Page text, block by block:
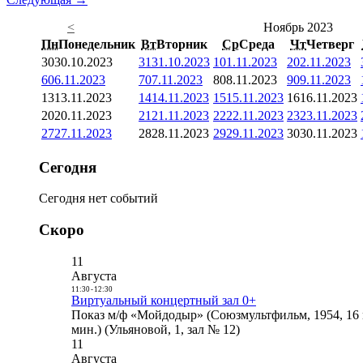
<
Ноябрь 2023
ПнПонедельник ВтВторник СрСреда ЧтЧетверг
3030.10.2023 3131.10.2023 101.11.2023 202.11.2023
606.11.2023 707.11.2023 808.11.2023 909.11.2023
1313.11.2023 1414.11.2023 1515.11.2023 1616.11.2023
2020.11.2023 21 21.11.2023 2222.11.2023 2323.11.2023
2727.11.2023 2828.11.2023 2929.11.2023 3030.11.2023
Сегодня
Сегодня нет событий
Скоро
11
Августа
11:30- 12:30
Виртуальный концертный зал 0+
Показ м/ф «Мойдодыр» (Союзмультфильм, 1954,
мин.) (Ульяновой, 1, зал № 12)
11
Августа